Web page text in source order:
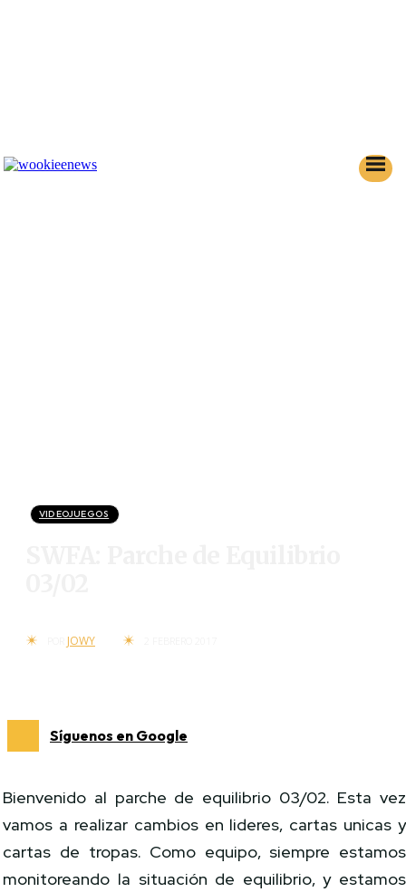
VIDEOJUEGOS
JOWY
Síguenos en Google
Bienvenido al parche de equilibrio 03/02. Esta vez
vamos a realizar cambios en lideres, cartas unicas y
cartas de tropas. Como equipo, siempre estamos
monitoreando la situación de equilibrio, y estamos